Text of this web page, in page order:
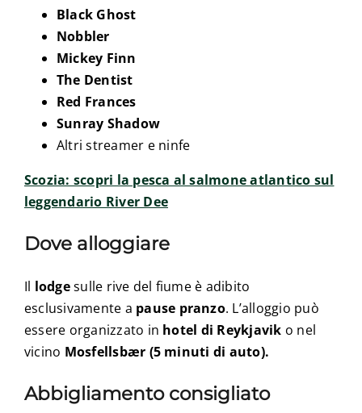
Black Ghost
Nobbler
Mickey Finn
The Dentist
Red Frances
Sunray Shadow
Altri streamer e ninfe
Scozia: scopri la pesca al salmone atlantico sul
leggendario River Dee
Dove alloggiare
Il lodgesulle rive del fiume è adibito
esclusivamente a pause pranzo. L’alloggio può
essere organizzato in hotel di Reykjavik o nel
vicino Mosfellsbær (5 minuti di auto).
Abbigliamento consigliato